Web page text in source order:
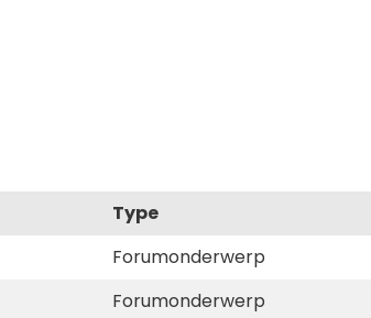
Type
Forumonderwerp
Forumonderwerp